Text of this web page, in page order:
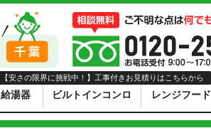
給湯器 ビルトインコンロ レンジフード
【安さの限界に挑戦中！】工事付きお見積りはこちらから